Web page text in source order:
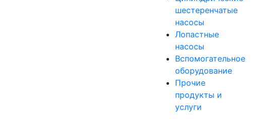
шестеренчатые
насосы
Лопастные
насосы
Вспомогательное
оборудование
Прочие
продукты и
услуги